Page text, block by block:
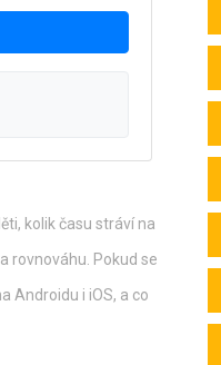
kolik času stráví na
rovnováhu. Pokud se
Androidu i iOS, a co